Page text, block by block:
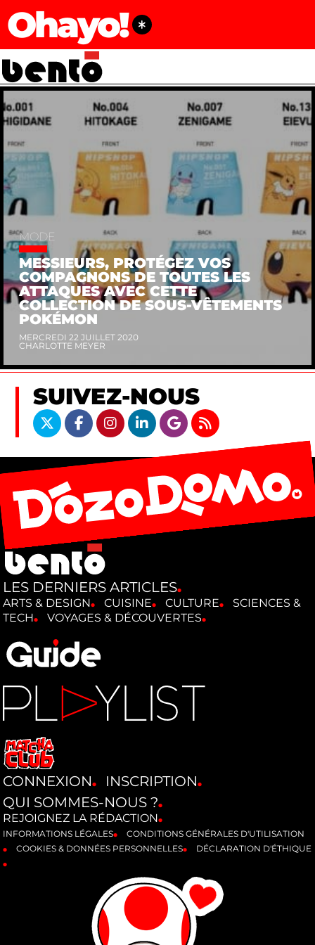
Ohayo!
MODE
MESSIEURS, PROTÉGEZ VOS
COMPAGNONS DE TOUTES LES
ATTAQUES AVEC CETTE
COLLECTION DE SOUS-VÊTEMENTS
POKÉMON
MERCREDI 22 JUILLET 2020
CHARLOTTE MEYER
SUIVEZ-NOUS
LES DERNIERS ARTICLES
ARTS & DESIGN CUISINE CULTURE
SCIENCES &
TECH
VOYAGES & DÉCOUVERTES
CONNEXION
INSCRIPTION
QUI SOMMES-NOUS ?
REJOIGNEZ LA RÉDACTION
INFORMATIONS LÉGALES
CONDITIONS GÉNÉRALES D'UTILISATION
COOKIES & DONNÉES PERSONNELLES
DÉCLARATION D'ÉTHIQUE